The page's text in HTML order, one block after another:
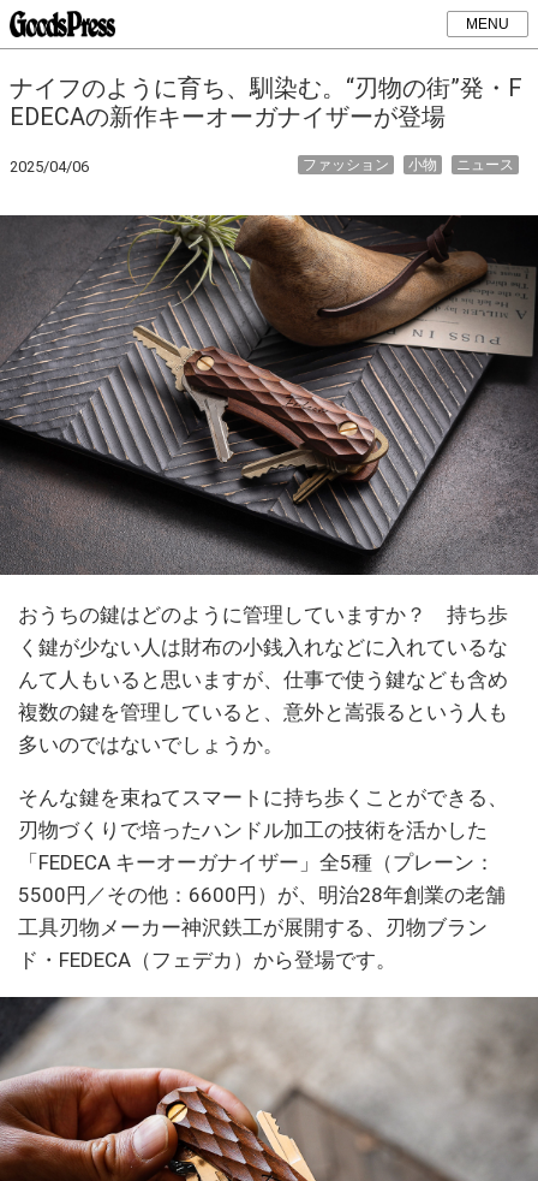
MENU
ナイフのように育ち、馴染む。“刃物の街”発・F
EDECAの新作キーオーガナイザーが登場
2025/04/06 ニュース
小物
ファッション
おうちの鍵はどのように管理していますか？ 持ち歩
く鍵が少ない人は財布の小銭入れなどに入れているな
んて人もいると思いますが、仕事で使う鍵なども含め
複数の鍵を管理していると、意外と嵩張るという人も
多いのではないでしょうか。
そんな鍵を束ねてスマートに持ち歩くことができる、
刃物づくりで培ったハンドル加工の技術を活かした
「FEDECA キーオーガナイザー」全5種（プレーン：
5500円／その他：6600円）が、明治28年創業の老舗
工具刃物メーカー神沢鉄工が展開する、刃物ブラン
ド・FEDECA（フェデカ）から登場です。